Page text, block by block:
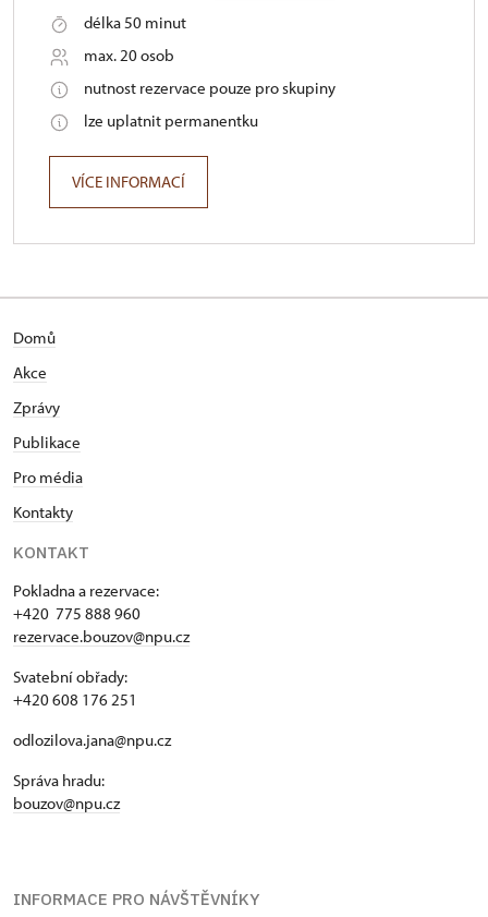
délka 50 minut
max. 20 osob
nutnost rezervace pouze pro skupiny
lze uplatnit permanentku
VÍCE INFORMACÍ
Domů
Akce
Zprávy
Publikace
Pro média
Kontakty
KONTAKT
Pokladna a rezervace:
+420 775 888 960
rezervace.bouzov@npu.cz
Svatební obřady:
+420 608 176 251
odlozilova.jana@npu.cz
Správa hradu:
bouzov@npu.cz
INFORMACE PRO NÁVŠTĚVNÍKY